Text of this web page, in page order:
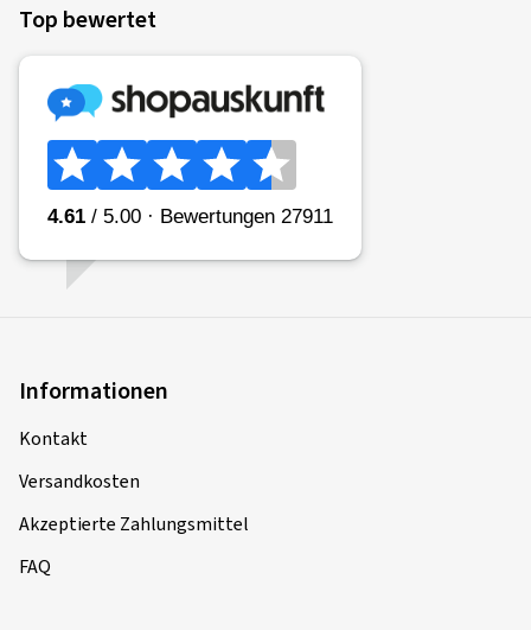
Top bewertet
Informationen
Kontakt
Versandkosten
Akzeptierte Zahlungsmittel
FAQ